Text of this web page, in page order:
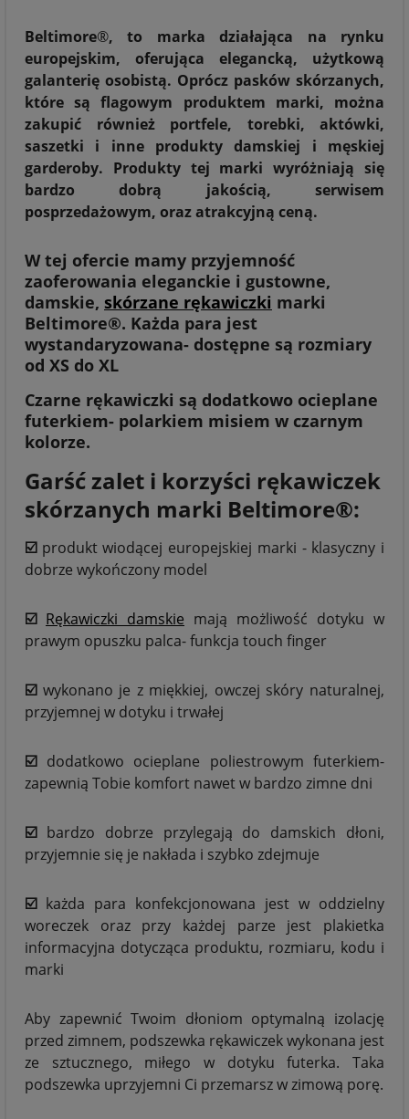
Beltimore®, to marka działająca na rynku
europejskim, oferująca elegancką, użytkową
galanterię osobistą. Oprócz pasków skórzanych,
które są flagowym produktem marki, można
zakupić również portfele, torebki, aktówki,
saszetki i inne produkty damskiej i męskiej
garderoby. Produkty tej marki wyróżniają się
bardzo dobrą jakością, serwisem
posprzedażowym, oraz atrakcyjną ceną.
W tej ofercie mamy przyjemność
zaoferowania eleganckie i gustowne,
damskie, skórzane rękawiczki marki
Beltimore®. Każda para jest
wystandaryzowana- dostępne są rozmiary
od XS do XL
Czarne rękawiczki są dodatkowo ocieplane
futerkiem- polarkiem misiem w czarnym
kolorze.
Garść zalet i korzyści rękawiczek
skórzanych marki Beltimore®:
☑️produkt wiodącej europejskiej marki - klasyczny i
dobrze wykończony model
☑️ Rękawiczki damskie mają możliwość dotyku w
prawym opuszku palca- funkcja touch finger
☑️wykonano je z miękkiej, owczej skóry naturalnej,
przyjemnej w dotyku i trwałej
☑️dodatkowo ocieplane poliestrowym futerkiem-
zapewnią Tobie komfort nawet w bardzo zimne dni
☑️bardzo dobrze przylegają do damskich dłoni,
przyjemnie się je nakłada i szybko zdejmuje
☑️ każda para konfekcjonowana jest w oddzielny
woreczek oraz przy każdej parze jest plakietka
informacyjna dotycząca produktu, rozmiaru, kodu i
marki
Aby zapewnić Twoim dłoniom optymalną izolację
przed zimnem, podszewka rękawiczek wykonana jest
ze sztucznego, miłego w dotyku futerka. Taka
podszewka uprzyjemni Ci przemarsz w zimową porę.